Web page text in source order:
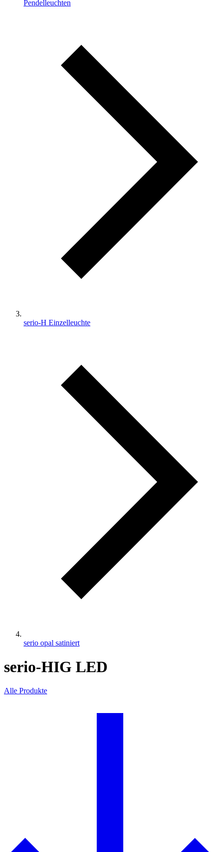
Pendelleuchten
serio-H Einzelleuchte
serio opal satiniert
serio-HIG LED
Alle Produkte